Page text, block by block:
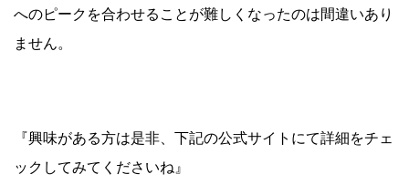
へのピークを合わせることが難しくなったのは間違いあり
ません。
『興味がある方は是非、下記の公式サイトにて詳細をチェ
ックしてみてくださいね』